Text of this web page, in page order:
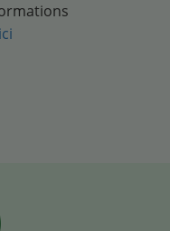
ici